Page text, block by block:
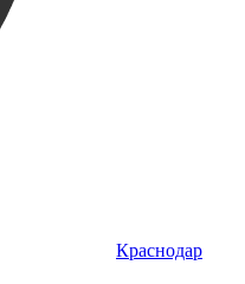
Краснодар